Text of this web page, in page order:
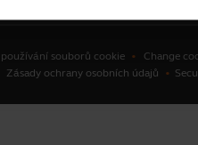
používání souborů cookie Change
Zásady ochrany osobních údajů